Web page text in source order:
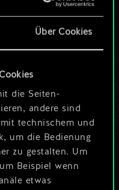
Über Cookies
die Seiten-
andere sind
technischem und
um die Bedienung
zu gestalten. Um
Beispiel wenn
etwas
so viel